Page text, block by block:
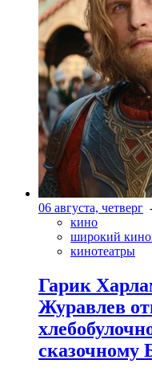
06 августа, четверг
кино
широкий
кинотеатры
Гарик
Журавлев
сказочному